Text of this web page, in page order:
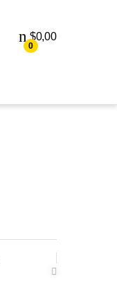
0
$0,00